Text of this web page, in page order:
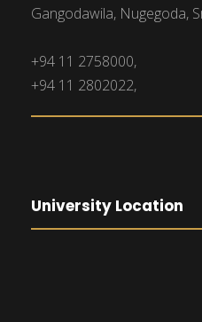
Gangodawila, Nugegoda,
+94 11 2758000,
+94 11 2802022,
University Location